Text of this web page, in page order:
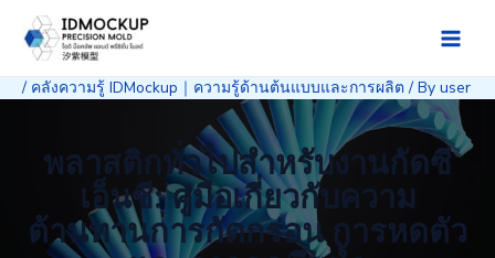
Main
/ คลังความรู้ IDMockup｜ความรู้ด้านต้นแบบและการผลิต / By user
พลาสติกทั่วไปสำหรับงานกัดซี
เอ็นซี: คู่มือเกี่ยวกับความ
ต้านทานการกัดกร่อน การหดตัว